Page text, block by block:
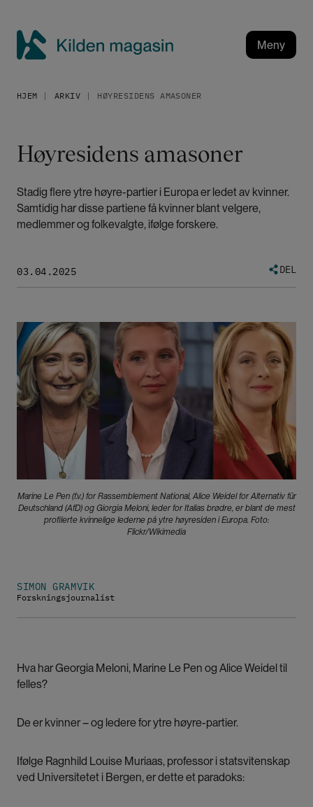
n
a
g
a
i
n
Meny
HJEM ARKIV HØYRESIDENS AMASONER
Høyresidens amasoner
Stadig flere ytre høyre-partier i Europa er ledet av kvinner.
Samtidig har disse partiene få kvinner blant velgere,
medlemmer og folkevalgte, ifølge forskere.
03.04.2025 DEL
Bilde
Marine Le Pen (f.v.) for Rassemblement National, Alice Weidel for Alternativ für
Deutschland (AfD) og Giorgia Meloni, leder for Italias brødre, er blant de mest
profilerte kvinnelige lederne på ytre høyresiden i Europa. Foto:
Flickr/Wikimedia
SIMON GRAMVIK
Forskningsjournalist
Hva har Georgia Meloni, Marine Le Pen og Alice Weidel til
felles?
De er kvinner – og ledere for ytre høyre-partier.
Ifølge Ragnhild Louise Muriaas, professor i statsvitenskap
ved Universitetet i Bergen, er dette et paradoks: